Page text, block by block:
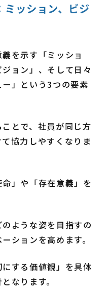
ッション、ビジ
を示す「ミッショ
ョン」、そして日々
」という3つの要素
とで、社員が同じ方
協力しやすくなりま
」や「存在意義」を
ような姿を目指すの
ションを高めます。
する価値観」を具体
なります。